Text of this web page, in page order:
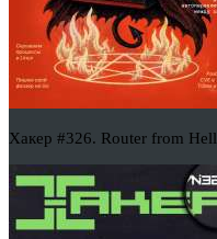
Хакер #326. Router from Hell